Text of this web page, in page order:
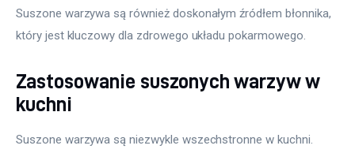
Suszone warzywa są również doskonałym źródłem błonnika,
który jest kluczowy dla zdrowego układu pokarmowego.
Zastosowanie suszonych warzyw w
kuchni
Suszone warzywa są niezwykle wszechstronne w kuchni.